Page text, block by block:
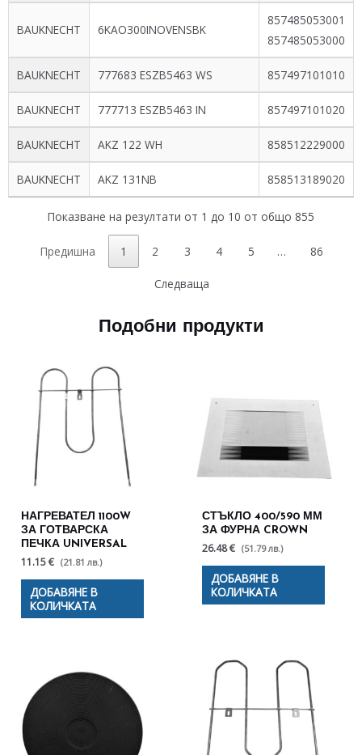
BAUKNECHT 6KAO300INOVENSBK
857485053001
857485053000
BAUKNECHT 777683 ESZB5463 WS 857497101010
BAUKNECHT 777713 ESZB5463 IN 857497101020
BAUKNECHT AKZ 122 WH 858512229000
BAUKNECHT AKZ 131NB 858513189020
Показване на резултати от 1 до 10 от общо 855
Предишна 1 2 3 4 5 … 86
Следваща
Подобни продукти
НАГРЕВАТЕЛ 1100W
ЗА ГОТВАРСКА
ПЕЧКА UNIVERSAL
11.15 € (21.81 лв.)
ДОБАВЯНЕ В
КОЛИЧКАТА
СТЪКЛО 400/590 ММ
ЗА ФУРНА CROWN
26.48 € (51.79 лв.)
ДОБАВЯНЕ В
КОЛИЧКАТА